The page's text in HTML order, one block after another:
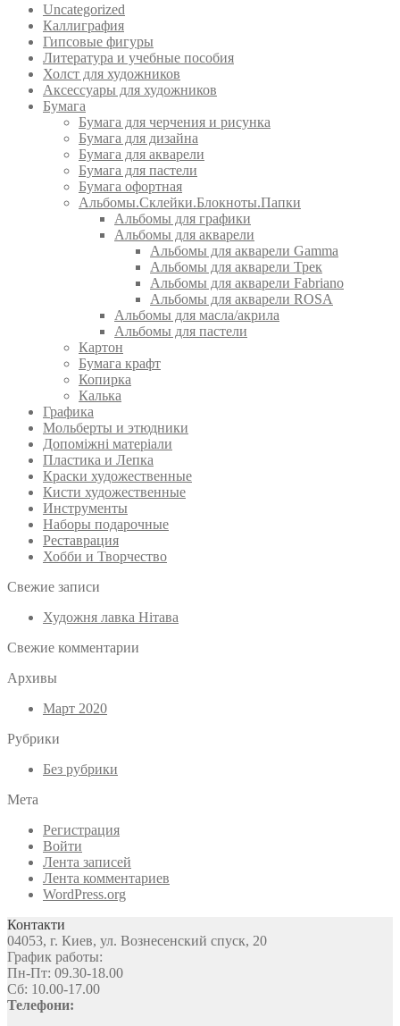
Uncategorized
Каллиграфия
Гипсовые фигуры
Литература и учебные пособия
Холст для художников
Аксессуары для художников
Бумага
Бумага для черчения и рисунка
Бумага для дизайна
Бумага для акварели
Бумага для пастели
Бумага офортная
Альбомы.Склейки.Блокноты.Папки
Альбомы для графики
Альбомы для акварели
Альбомы для акварели Gamma
Альбомы для акварели Трек
Альбомы для акварели Fabriano
Альбомы для акварели ROSA
Альбомы для масла/акрила
Альбомы для пастели
Картон
Бумага крафт
Копирка
Калька
Графика
Мольберты и этюдники
Допоміжні матеріали
Пластика и Лепка
Краски художественные
Кисти художественные
Инструменты
Наборы подарочные
Реставрация
Хобби и Творчество
Свежие записи
Художня лавка Нітава
Свежие комментарии
Архивы
Март 2020
Рубрики
Без рубрики
Мета
Регистрация
Войти
Лента записей
Лента комментариев
WordPress.org
Контакти
04053, г. Киев, ул. Вознесенский спуск, 20
График работы:
Пн-Пт: 09.30-18.00
Сб: 10.00-17.00
Телефони: